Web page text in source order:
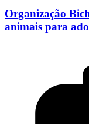
Organização
animais para